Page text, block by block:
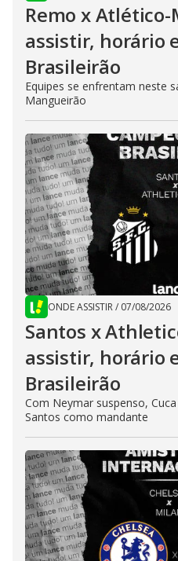
Remo x Atlético-
assistir, horário
Brasileirão
Equipes se enfrentam neste
Mangueirão
ONDE ASSISTIR/ 07/08/2026
Santos x
assistir, horário
Brasileirão
Com Neymar suspenso,
Santos como mandante